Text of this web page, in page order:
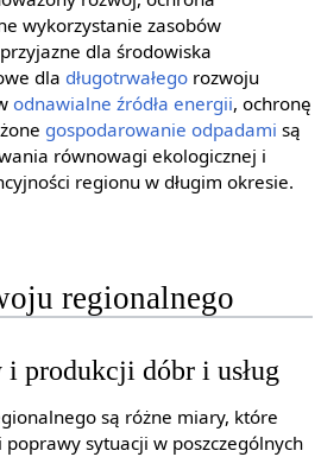
wykorzystanie zasobów
dla środowiska
dla długotrwałego rozwoju
odnawialne źródła energii, ochronę
gospodarowanie odpadami są
równowagi ekologicznej i
regionu w długim okresie.
regionalnego
i produkcji dóbr i usług
są różne miary, które
poprawy sytuacji w poszczególnych